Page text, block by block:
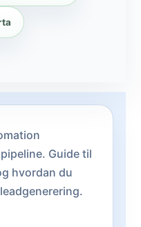
Guide til
hvordan du